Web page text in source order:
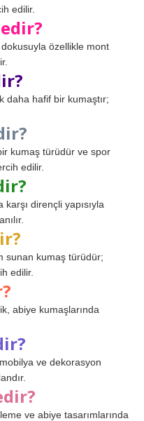
edilir.
özellikle mont
daha hafif bir kumaştır;
kumaş türüdür ve spor
edilir.
karşı dirençli yapısıyla
sunan kumaş türüdür;
edilir.
abiye kumaşlarında
ve dekorasyon
ve abiye tasarımlarında